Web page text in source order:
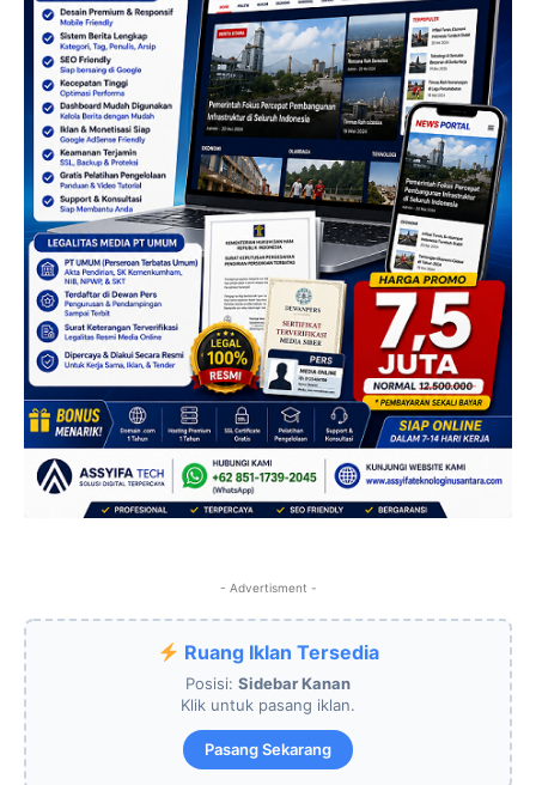
- Advertisment -
Ruang Iklan Tersedia
Posisi: Sidebar Kanan
Klik untuk pasang iklan.
Pasang Sekarang